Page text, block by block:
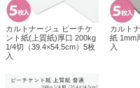
カルトナージュ ピーチケ
ント紙(上質紙)厚口 200kg
1/4切（39.4×54.5cm）5枚
入
カルト
紙 1mm
入